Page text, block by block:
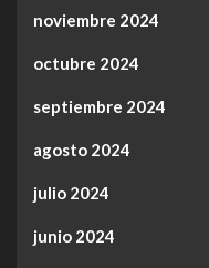
noviembre 2024
octubre 2024
septiembre 2024
agosto 2024
julio 2024
junio 2024